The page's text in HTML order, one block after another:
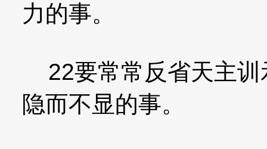
力的事。
22要常常反省天主训
隐而不显的事。